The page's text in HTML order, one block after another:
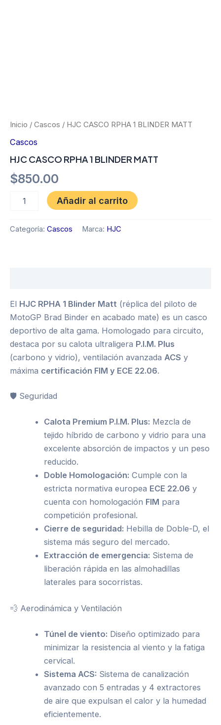
Inicio / Cascos / HJC CASCO RPHA 1 BLINDER MATT
Cascos
HJC CASCO RPHA 1 BLINDER MATT
$850.00
1
MATT
Añadir al carrito
Categoría: Cascos Marca: HJC
El HJC RPHA 1 Blinder Matt (réplica del piloto de
MotoGP Brad Binder en acabado mate) es un casco
deportivo de alta gama. Homologado para circuito,
destaca por su calota ultraligera P.I.M. Plus
(carbono y vidrio), ventilación avanzada ACS y
máxima certificación FIM y ECE 22.06.
🛡️ Seguridad
Calota Premium P.I.M. Plus: Mezcla de
tejido híbrido de carbono y vidrio para una
excelente absorción de impactos y un peso
reducido.
Doble Homologación: Cumple con la
estricta normativa europea ECE 22.06 y
cuenta con homologación FIM para
competición profesional.
Cierre de seguridad: Hebilla de Doble-D, el
sistema más seguro del mercado.
Extracción de emergencia: Sistema de
liberación rápida en las almohadillas
laterales para socorristas.
💨 Aerodinámica y Ventilación
Túnel de viento: Diseño optimizado para
minimizar la resistencia al viento y la fatiga
cervical.
Sistema ACS: Sistema de canalización
avanzado con 5 entradas y 4 extractores
de aire que expulsan el calor y la humedad
eficientemente.